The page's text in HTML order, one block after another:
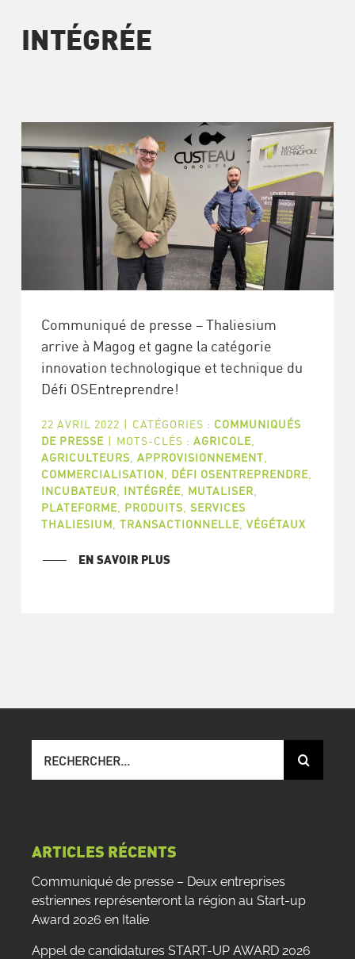
INTÉGRÉE
Communiqué de presse – Thaliesium
arrive à Magog et gagne la catégorie
innovation technologique et technique du
Défi OSEntreprendre!
22 AVRIL 2022 | CATÉGORIES : COMMUNIQUÉS
DE PRESSE | MOTS-CLÉS : AGRICOLE,
AGRICULTEURS APPROVISIONNEMENT
COMMERCIALISATION
DÉFI OSENTREPRENDRE,
INCUBATEUR
INTÉGRÉE, MUTALISER
PLATEFORME, PRODUITS SERVICES
THALIESIUM TRANSACTIONNELLE, VÉGÉTAUX
EN SAVOIR PLUS
sur
ARTICLES RÉCENTS
Communiqué de presse – Deux entreprises
estriennes représenteront la région au Start-up
Award 2026 en Italie
Appel de candidatures START-UP AWARD 2026